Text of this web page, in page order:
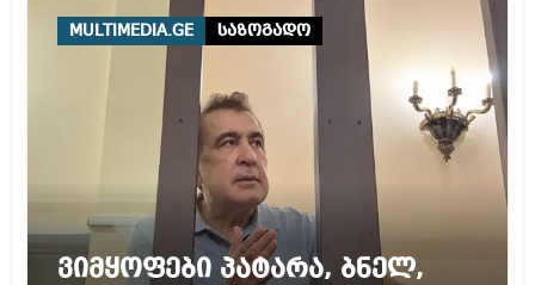
MULTIMEDIA.GE საზოგადო
ვიმყოფები პატარა, ბნელ,